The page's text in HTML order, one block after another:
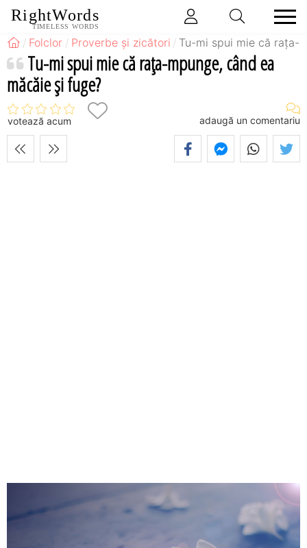
RightWords
TIMELESS WORDS
Folclor Proverbe și zicători Tu-mi spui mie că raţa-
Tu-mi spui mie că raţa-mpunge, când ea
măcăie şi fuge?
votează acum adaugă un comentariu